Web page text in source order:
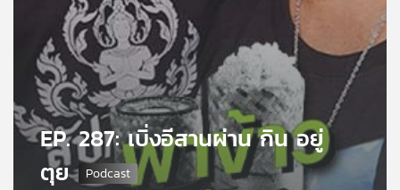
วิทยุ
ไทย
พี
บี
เอส EP. 287: เบิ่งอีสานผ่าน กิน อยู่
ตุย